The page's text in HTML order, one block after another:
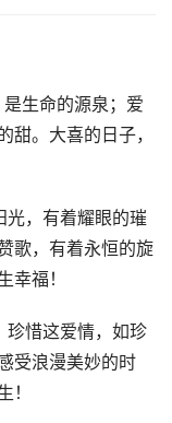
生命的源泉；爱
甜。大喜的日子，
光，有着耀眼的璀
歌，有着永恒的旋
幸福！
珍惜这爱情，如珍
受浪漫美妙的时
！